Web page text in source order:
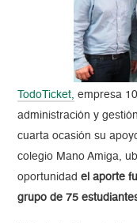
TodoTicket, empresa
administración y
cuarta ocasión su
colegio Mano Amiga,
oportunidadel aporte
grupo de 75